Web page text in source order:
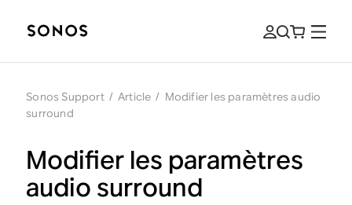
Sonos Support / Article / Modifier les paramètres audio
surround
Modifier les paramètres
audio surround